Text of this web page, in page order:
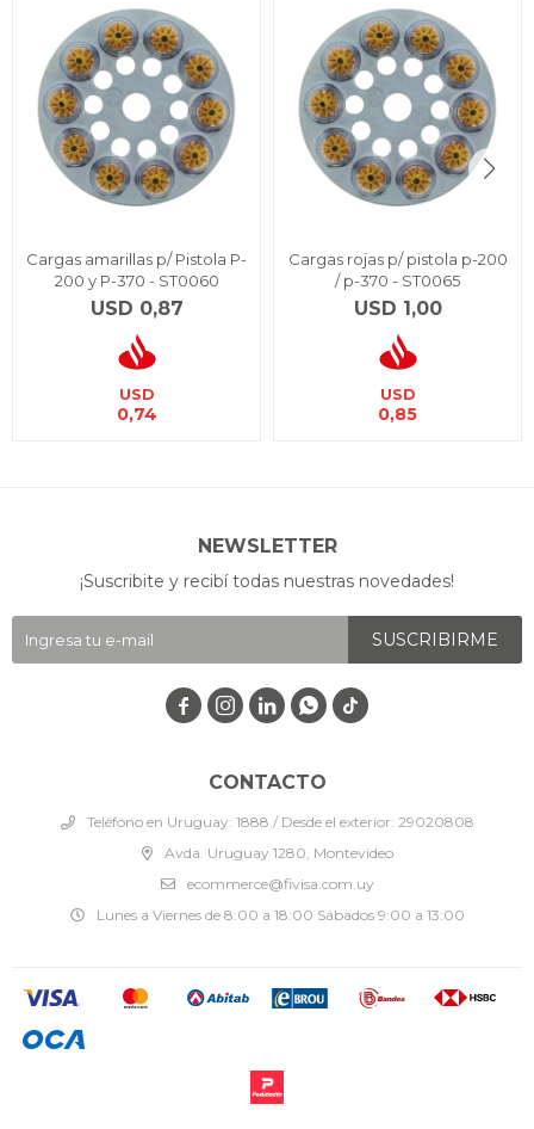
Cargas amarillas p/ Pistola P-
200 y P-370 - ST0060
USD 0,87
USD
0,74
Cargas rojas p/ pistola p-200
/ p-370 - ST0065
USD 1,00
USD
0,85
CONTACTO
Teléfono en Uruguay: 1888 / Desde el exterior: 29020808
Avda. Uruguay 1280, Montevideo
ecommerce@fivisa.com.uy
Lunes a Viernes de 8:00 a 18:00 Sábados 9:00 a 13:00
NEWSLETTER
¡Suscribite y recibí todas nuestras novedades!
SUSCRIBIRME
   